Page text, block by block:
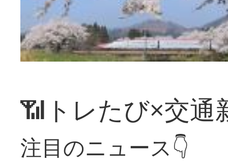
📶トレたび×交通
注目のニュース👇